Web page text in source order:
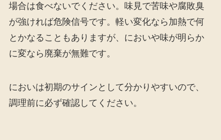
場合は食べないでください。味見で苦味や腐敗臭
が強ければ危険信号です。軽い変化なら加熱で何
とかなることもありますが、においや味が明らか
に変なら廃棄が無難です。
においは初期のサインとして分かりやすいので、
調理前に必ず確認してください。